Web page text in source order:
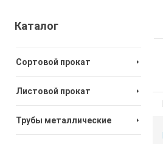
Каталог
Сортовой прокат
Листовой прокат
Трубы металлические